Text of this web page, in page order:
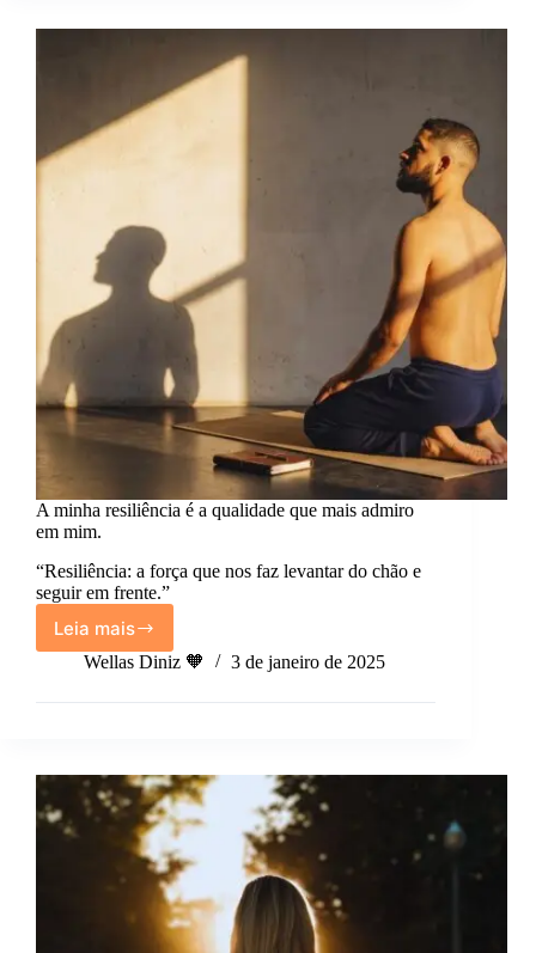
reconstruir.
A minha resiliência é a qualidade que mais admiro
em mim.
“Resiliência: a força que nos faz levantar do chão e
seguir em frente.”
Leia mais
A
minha
é
que
mais
admiro
mim.
Wellas Diniz 🧡 3 de janeiro de 2025